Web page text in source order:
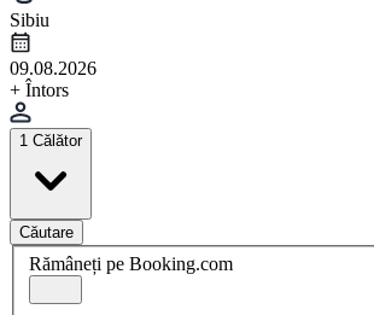
Sibiu
09.08.2026
+ Întors
1 Călător
Căutare
Rămâneți pe Booking.com